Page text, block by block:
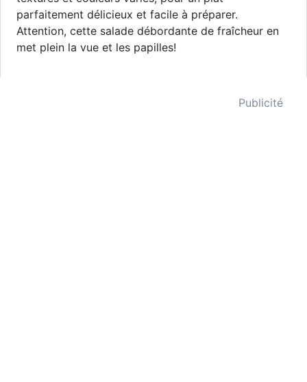
parfaitement délicieux et facile à préparer.
Attention, cette salade débordante de fraîcheur en
met plein la vue et les papilles!
Publicité